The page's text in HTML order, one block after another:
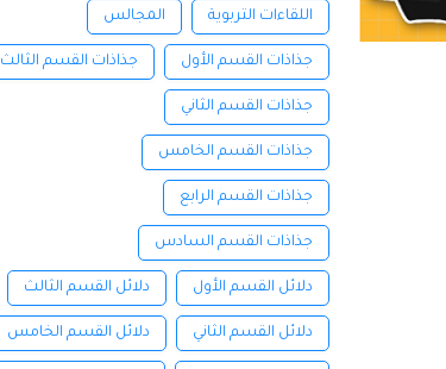
اللقاءات التربوية المجالس
جذاذات القسم الأول جذاذات القسم الثالث
جذاذات القسم الثاني
جذاذات القسم الخامس
جذاذات القسم الرابع
جذاذات القسم السادس
دلائل القسم الأول دلائل القسم الثالث
دلائل القسم الثاني دلائل القسم الخامس